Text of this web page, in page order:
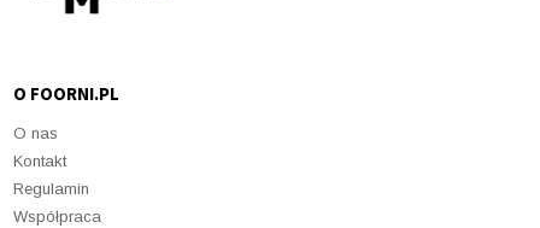
O FOORNI.PL
O nas
Kontakt
Regulamin
Współpraca